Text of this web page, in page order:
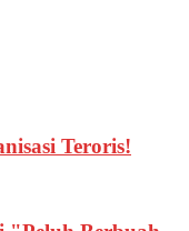
Teroris!